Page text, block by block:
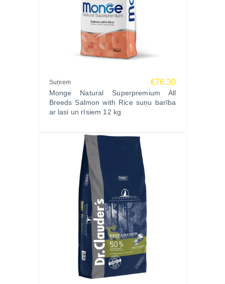
Suņiem €76.30
Monge Natural Superpremium All
Breeds Salmon with Rice suņu barība
ar lasi un rīsiem 12 kg